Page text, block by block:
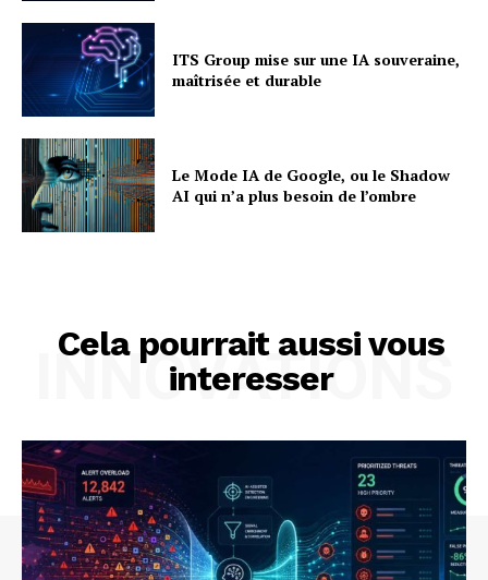
ITS Group mise sur une IA souveraine,
maîtrisée et durable
Le Mode IA de Google, ou le Shadow
AI qui n’a plus besoin de l’ombre
Cela pourrait aussi vous
interesser
INNOVATIONS